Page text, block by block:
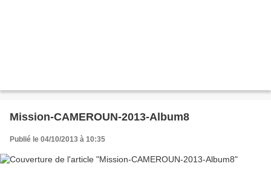
Mission-CAMEROUN-2013-Album8
Publié le 04/10/2013 à 10:35